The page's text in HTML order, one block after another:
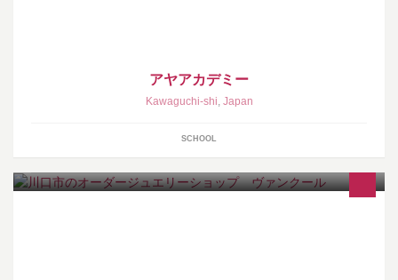
アヤアカデミー
Kawaguchi-shi, Japan
SCHOOL